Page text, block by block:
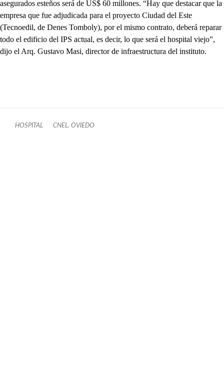
asegurados esteños será de US$ 60 millones. “Hay que destacar que la
empresa que fue adjudicada para el proyecto Ciudad del Este
(Tecnoedil, de Denes Tomboly), por el mismo contrato, deberá reparar
todo el edificio del IPS actual, es decir, lo que será el hospital viejo”,
dijo el Arq. Gustavo Masi, director de infraestructura del instituto.
HOSPITAL CNEL. OVIEDO